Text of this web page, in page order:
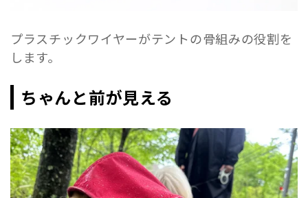
プラスチックワイヤーがテントの骨組みの役割を
します。
ちゃんと前が見える